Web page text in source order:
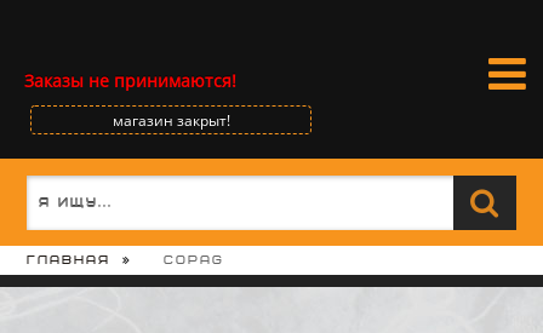
Заказы не принимаются!
магазин закрыт!
Главная Copag